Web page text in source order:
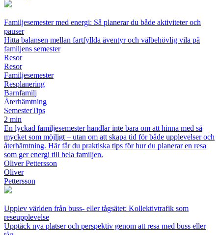
Familjesemester med energi: Så planerar du både aktiviteter och
pauser
Hitta balansen mellan fartfyllda äventyr och välbehövlig vila på
familjens semester
Resor
Resor
Familjesemester
Resplanering
Barnfamilj
Återhämtning
SemesterTips
2 min
En lyckad familjesemester handlar inte bara om att hinna med så
mycket som möjligt – utan om att skapa tid för både upplevelser och
återhämtning. Här får du praktiska tips för hur du planerar en resa
som ger energi till hela familjen.
Oliver Pettersson
Oliver
Pettersson
Upplev världen från buss- eller tågsätet: Kollektivtrafik som
reseupplevelse
Upptäck nya platser och perspektiv genom att resa med buss eller